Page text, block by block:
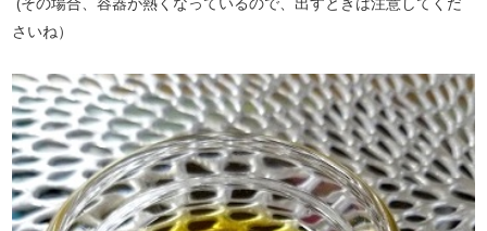
さいね）